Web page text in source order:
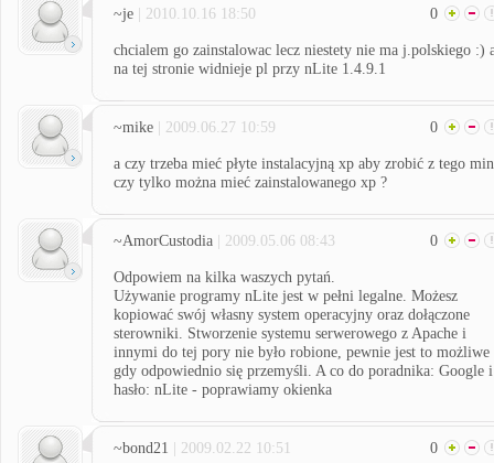
~je | 2010.10.16 18:50 0
chcialem go zainstalowac lecz niestety nie ma j.polskiego :)
na tej stronie widnieje pl przy nLite 1.4.9.1
~mike | 2009.06.27 10:59 0
a czy trzeba mieć płyte instalacyjną xp aby zrobić z tego
czy tylko można mieć zainstalowanego xp ?
~AmorCustodia | 2009.05.06 08:43 0
Odpowiem na kilka waszych pytań.
Używanie programy nLite jest w pełni legalne. Możesz
kopiować swój własny system operacyjny oraz dołączone
sterowniki. Stworzenie systemu serwerowego z Apache i
innymi do tej pory nie było robione, pewnie jest to możliwe
gdy odpowiednio się przemyśli. A co do poradnika: Google i
hasło: nLite - poprawiamy okienka
~bond21 | 2009.02.22 10:51 0